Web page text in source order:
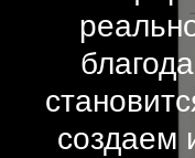
создаем